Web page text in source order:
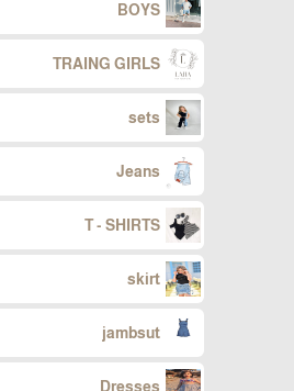
BOYS
TRAING GIRLS
sets
Jeans
T - SHIRTS
skirt
jambsut
Dresses